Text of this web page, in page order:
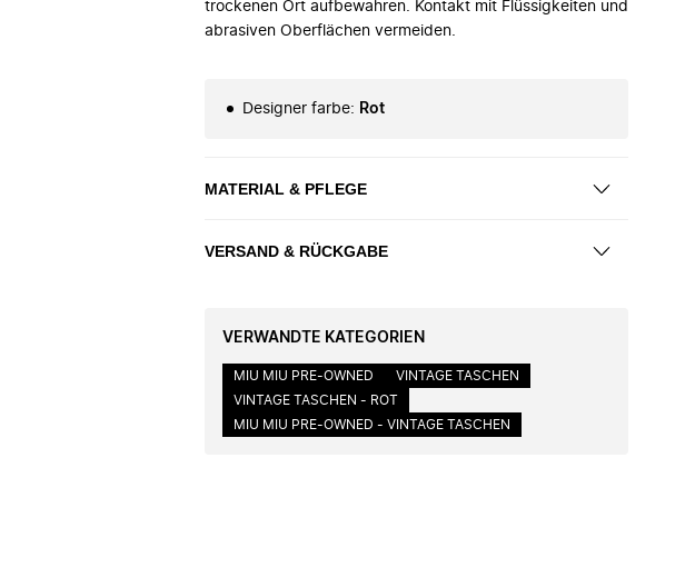
trockenen Ort aufbewahren. Kontakt mit Flüssigkeiten und
abrasiven Oberflächen vermeiden.
Designer farbe: Rot
MATERIAL & PFLEGE
VERSAND & RÜCKGABE
VERWANDTE KATEGORIEN
MIU MIU PRE-OWNED
VINTAGE TASCHEN
VINTAGE TASCHEN - ROT
MIU MIU PRE-OWNED - VINTAGE TASCHEN